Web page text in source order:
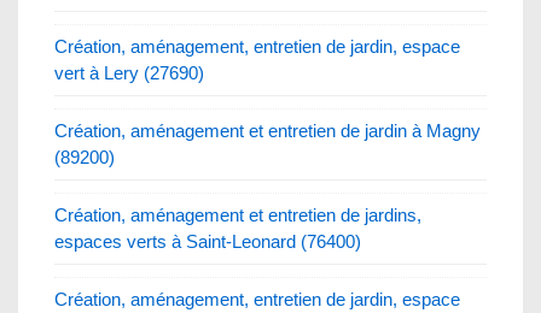
Création, aménagement, entretien de jardin, espace
vert à Lery (27690)
Création, aménagement et entretien de jardin à Magny
(89200)
Création, aménagement et entretien de jardins,
espaces verts à Saint-Leonard (76400)
Création, aménagement, entretien de jardin, espace